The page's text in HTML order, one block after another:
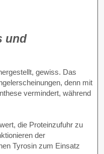
und
gewiss. Das
denn mit
vermindert, während
die Proteinzufuhr zu
der
Tyrosin zum Einsatz